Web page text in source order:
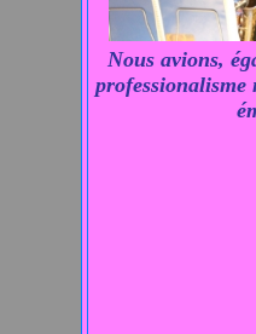
Nous avions,